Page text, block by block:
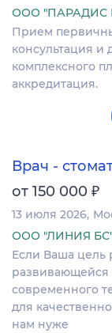
ООО "ПАРАДИС
Прием
консультация и
комплексного
аккредитация.
Врач -
от 150 000 ₽
13 июля 2026
ООО "ЛИНИЯ
Если Ваша цель
развивающейся
современного
для
нам нуже